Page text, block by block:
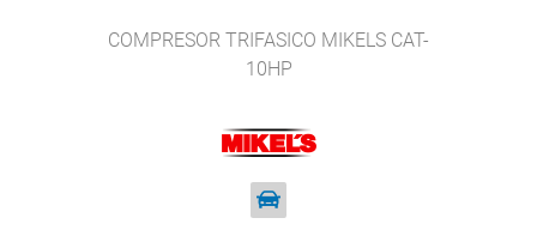
COMPRESOR TRIFASICO MIKELS CAT-
10HP